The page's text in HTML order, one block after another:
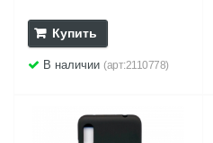
Купить
В наличии (арт:2110778)